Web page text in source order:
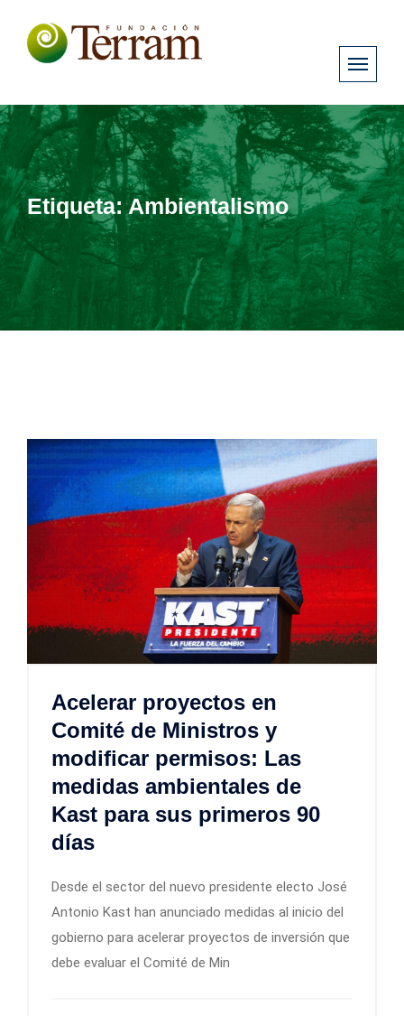
Etiqueta:Ambientalismo
Acelerar proyectos en
Comité de Ministros y
modificar permisos: Las
medidas ambientales de
Kast para sus primeros 90
días
Desde el sector del nuevo presidente electo José
Antonio Kast han anunciado medidas al inicio del
gobierno para acelerar proyectos de inversión que
debe evaluar el Comité de Min